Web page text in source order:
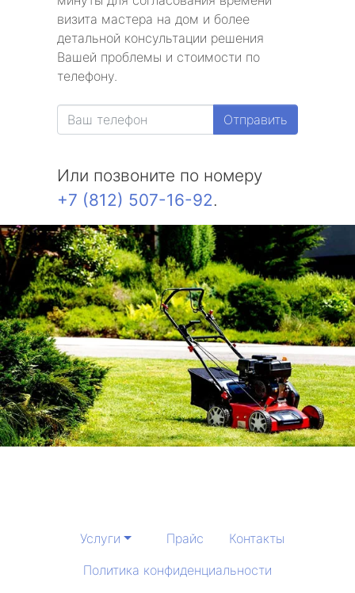
визита мастера на дом и более
детальной консультации решения
Вашей проблемы и стоимости по
телефону.
Отправить
Или позвоните по номеру
+7 (812) 507-16-92.
Услуги Прайс
Контакты
Политика конфиденциальности